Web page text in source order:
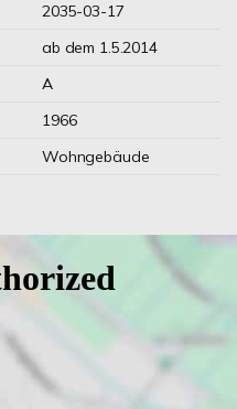
2035-03-17
ab dem 1.5.2014
A
1966
Wohngebäude